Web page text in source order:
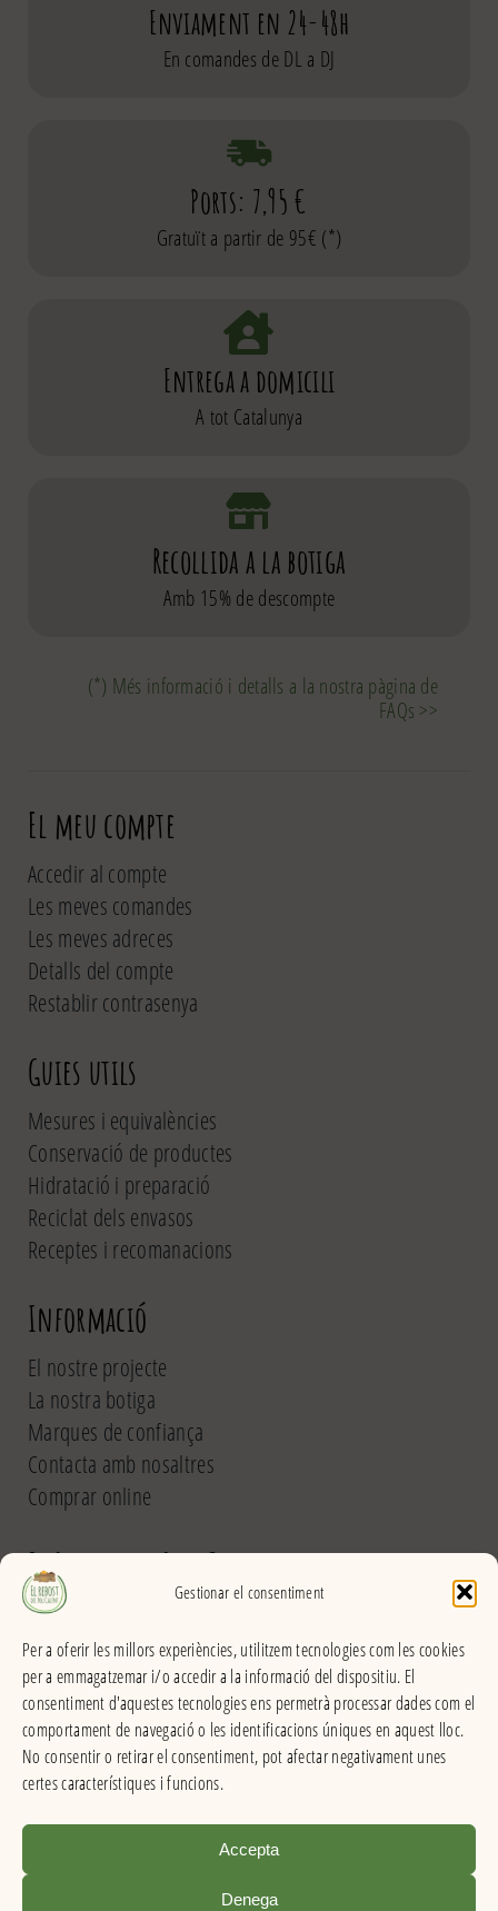
Gestionar el consentiment
Per a oferir les millors experiències, utilitzem tecnologies com les cookies
per a emmagatzemar i/o accedir a la informació del dispositiu. El
consentiment d'aquestes tecnologies ens permetrà processar dades com el
comportament de navegació o les identificacions úniques en aquest lloc.
No consentir o retirar el consentiment, pot afectar negativament unes
certes característiques i funcions.
Accepta
Denega
Enviament en 24-48h
En comandes de DL a DJ
Ports: 7,95 €
Gratuït a partir de 95€ (*)
Entrega a domicili
A tot Catalunya
Recollida a la botiga
Amb 15% de descompte
(*) Més informació i detalls a la nostra pàgina de
FAQs >>
El meu compte
Accedir al compte
Les meves comandes
Les meves adreces
Detalls del compte
Restablir contrasenya
Guies utils
Mesures i equivalències
Conservació de productes
Hidratació i preparació
Reciclat dels envasos
Receptes i recomanacions
Informació
El nostre projecte
La nostra botiga
Marques de confiança
Contacta amb nosaltres
Comprar online
El Rebost del Pou Calent
Carrer dels Banys, 31 (La Garriga) >>
Horari
De dilluns a divendres
Matins: 9h – 13:30h
Tardes: 16:30h – 20h
Dissabes: 9h – 13:30h
El Rebost del Pou Calent . Productes a granel